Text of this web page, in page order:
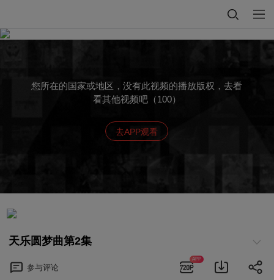
您所在的国家或地区，没有此视频的播放版权，去看
看其他视频吧（100）
去APP观看
天乐圆梦曲第2集
参与评论
APP